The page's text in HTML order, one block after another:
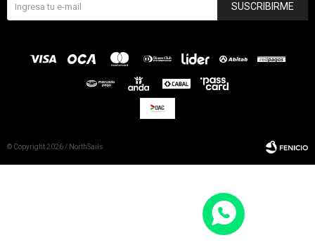
SUSCRIBIRME
© Copyright 2026 / NorthSails